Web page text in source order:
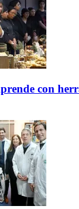
con